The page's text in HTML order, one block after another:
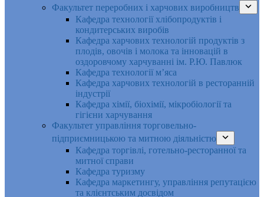
Факультет переробних і харчових виробництв
Кафедра технології хлібопродуктів і
кондитерських виробів
Кафедра харчових технологій продуктів з
плодів, овочів і молока та інновацій в
оздоровчому харчуванні ім. Р.Ю. Павлюк
Кафедра технології м’яса
Кафедра харчових технологій в ресторанній
індустрії
Кафедра хімії, біохімії, мікробіології та
гігієни харчування
Факультет управління торговельно-
підприємницькою та митною діяльністю
Кафедра торгівлі, готельно-ресторанної та
митної справи
Кафедра туризму
Кафедра маркетингу, управління репутацією
та клієнтським досвідом